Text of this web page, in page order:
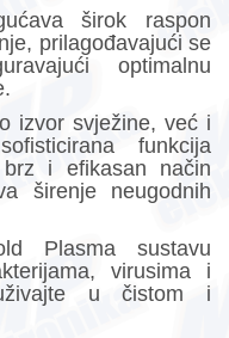
širok raspon
prilagođavajući se
optimalnu
izvor svježine, već i
funkcija
i efikasan način
širenje neugodnih
Plasma sustavu
virusima i
u čistom i